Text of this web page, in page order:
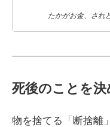
たかがお金、され
死後のことを決
物を捨てる「断捨離